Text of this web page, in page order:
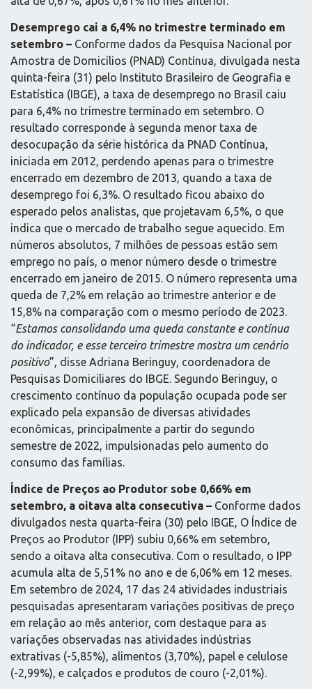
Desemprego cai a 6,4% no trimestre terminado em
setembro – Conforme dados da Pesquisa Nacional por
Amostra de Domicílios (PNAD) Contínua, divulgada nesta
quinta-feira (31) pelo Instituto Brasileiro de Geografia e
Estatística (IBGE), a taxa de desemprego no Brasil caiu
para 6,4% no trimestre terminado em setembro. O
resultado corresponde à segunda menor taxa de
desocupação da série histórica da PNAD Contínua,
iniciada em 2012, perdendo apenas para o trimestre
encerrado em dezembro de 2013, quando a taxa de
desemprego foi 6,3%. O resultado ficou abaixo do
esperado pelos analistas, que projetavam 6,5%, o que
indica que o mercado de trabalho segue aquecido. Em
números absolutos, 7 milhões de pessoas estão sem
emprego no país, o menor número desde o trimestre
encerrado em janeiro de 2015. O número representa uma
queda de 7,2% em relação ao trimestre anterior e de
15,8% na comparação com o mesmo período de 2023.
“Estamos consolidando uma queda constante e contínua
do indicador, e esse terceiro trimestre mostra um cenário
positivo”, disse Adriana Beringuy, coordenadora de
Pesquisas Domiciliares do IBGE. Segundo Beringuy, o
crescimento contínuo da população ocupada pode ser
explicado pela expansão de diversas atividades
econômicas, principalmente a partir do segundo
semestre de 2022, impulsionadas pelo aumento do
consumo das famílias.
Índice de Preços ao Produtor sobe 0,66% em
setembro, a oitava alta consecutiva – Conforme dados
divulgados nesta quarta-feira (30) pelo IBGE, O Índice de
Preços ao Produtor (IPP) subiu 0,66% em setembro,
sendo a oitava alta consecutiva. Com o resultado, o IPP
acumula alta de 5,51% no ano e de 6,06% em 12 meses.
Em setembro de 2024, 17 das 24 atividades industriais
pesquisadas apresentaram variações positivas de preço
em relação ao mês anterior, com destaque para as
variações observadas nas atividades indústrias
extrativas (-5,85%), alimentos (3,70%), papel e celulose
(-2,99%), e calçados e produtos de couro (-2,01%).